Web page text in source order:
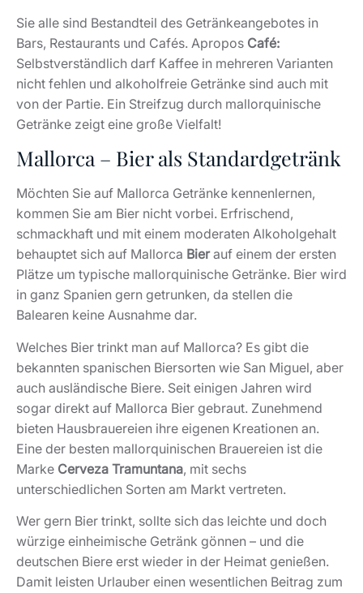
Sie alle sind Bestandteil des Getränkeangebotes in
Bars, Restaurants und Cafés. Apropos Café:
Selbstverständlich darf Kaffee in mehreren Varianten
nicht fehlen und alkoholfreie Getränke sind auch mit
von der Partie. Ein Streifzug durch mallorquinische
Getränke zeigt eine große Vielfalt!
Mallorca – Bier als Standardgetränk
Möchten Sie auf Mallorca Getränke kennenlernen,
kommen Sie am Bier nicht vorbei. Erfrischend,
schmackhaft und mit einem moderaten Alkoholgehalt
behauptet sich auf Mallorca Bierauf einem der ersten
Plätze um typische mallorquinische Getränke. Bier wird
in ganz Spanien gern getrunken, da stellen die
Balearen keine Ausnahme dar.
Welches Bier trinkt man auf Mallorca? Es gibt die
bekannten spanischen Biersorten wie San Miguel, aber
auch ausländische Biere. Seit einigen Jahren wird
sogar direkt auf Mallorca Bier gebraut. Zunehmend
bieten Hausbrauereien ihre eigenen Kreationen an.
Eine der besten mallorquinischen Brauereien ist die
Marke Cerveza Tramuntana, mit sechs
unterschiedlichen Sorten am Markt vertreten.
Wer gern Bier trinkt, sollte sich das leichte und doch
würzige einheimische Getränk gönnen – und die
deutschen Biere erst wieder in der Heimat genießen.
Damit leisten Urlauber einen wesentlichen Beitrag zum